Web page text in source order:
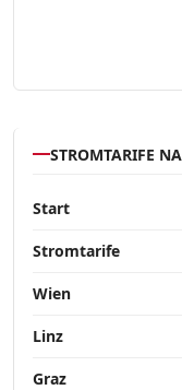
STROMTARIFE
Start
Stromtarife
Wien
Linz
Graz